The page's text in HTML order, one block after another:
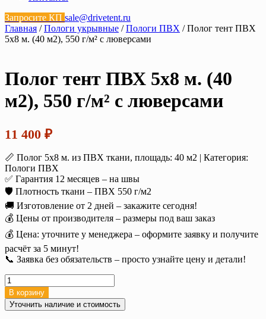
Запросите КП sale@drivetent.ru
Главная /Пологи укрывные /Пологи ПВХ / Полог тент ПВХ
5х8 м. (40 м2), 550 г/м² с люверсами
Полог тент ПВХ 5х8 м. (40
м2), 550 г/м² с люверсами
11 400 ₽
📏 Полог 5х8 м. из ПВХ ткани, площадь: 40 м2 | Категория:
Пологи ПВХ
✅ Гарантия 12 месяцев – на швы
🛡️ Плотность ткани – ПВХ 550 г/м2
🚚 Изготовление от 2 дней – закажите сегодня!
💰 Цены от производителя – размеры под ваш заказ
💰 Цена: уточните у менеджера – оформите заявку и получите
расчёт за 5 минут!
📞 Заявка без обязательств – просто узнайте цену и детали!
Количество
товара
Полог
тент
В корзину
Уточнить наличие и стоимость